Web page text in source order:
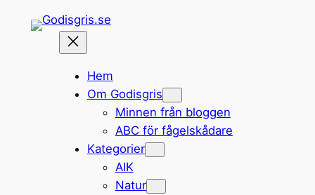
Hem
Om Godisgris
Minnen från bloggen
ABC för fågelskådare
Kategorier
AIK
Natur